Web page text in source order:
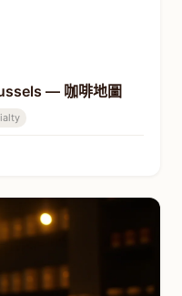
— 咖啡地圖